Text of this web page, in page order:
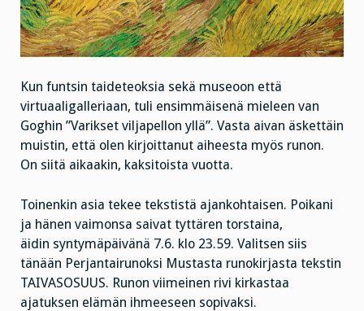
Kun funtsin taideteoksia sekä museoon että
virtuaaligalleriaan, tuli ensimmäisenä mieleen van
Goghin ”Varikset viljapellon yllä”. Vasta aivan äskettäin
muistin, että olen kirjoittanut aiheesta myös runon.
On siitä aikaakin, kaksitoista vuotta.
Toinenkin asia tekee tekstistä ajankohtaisen. Poikani
ja hänen vaimonsa saivat tyttären torstaina,
äidin syntymäpäivänä 7.6. klo 23.59. Valitsen siis
tänään Perjantairunoksi Mustasta runokirjasta tekstin
TAIVASOSUUS. Runon viimeinen rivi kirkastaa
ajatuksen elämän ihmeeseen sopivaksi.